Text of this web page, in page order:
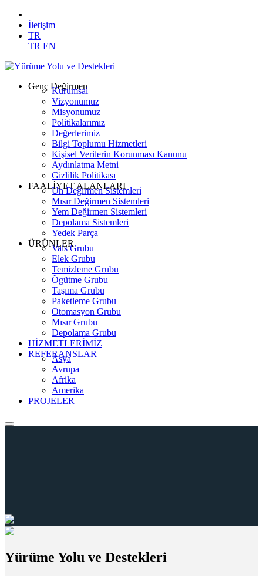
İletişim
TR
TR EN
Genç Değirmen
Kurumsal
Vizyonumuz
Misyonumuz
Politikalarımız
Değerlerimiz
Bilgi Toplumu Hizmetleri
Kişisel Verilerin Korunması Kanunu
Aydınlatma Metni
Gizlilik Politikası
FAALİYET ALANLARI
Un Değirmen Sistemleri
Mısır Değirmen Sistemleri
Yem Değirmen Sistemleri
Depolama Sistemleri
Yedek Parça
ÜRÜNLER
Vals Grubu
Elek Grubu
Temizleme Grubu
Ögütme Grubu
Taşıma Grubu
Paketleme Grubu
Otomasyon Grubu
Mısır Grubu
Depolama Grubu
HİZMETLERİMİZ
REFERANSLAR
Asya
Avrupa
Afrika
Amerika
PROJELER
Yürüme Yolu ve Destekleri